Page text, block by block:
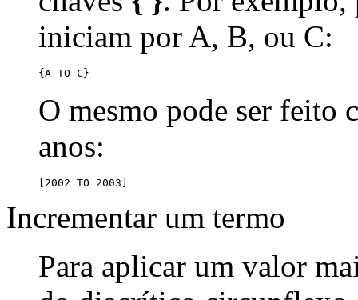
iniciam por A, B, ou C:
{A TO C}
O mesmo pode ser feito
anos:
[2002 TO 2003]
Incrementar um termo
Para aplicar um valor